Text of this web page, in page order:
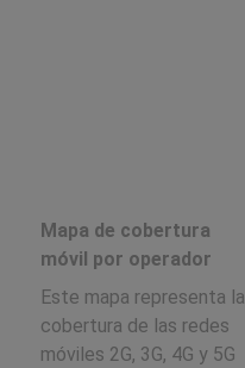
Mapa de cobertura
móvil por operador
Este mapa representa la
cobertura de las redes
móviles 2G, 3G, 4G y 5G